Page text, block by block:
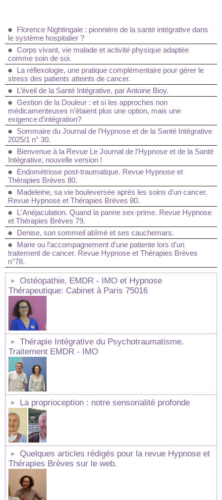
Florence Nightingale : pionnière de la santé intégrative dans
le système hospitalier ?
Corps vivant, vie malade et activité physique adaptée
comme soin de soi.
La réflexologie, une pratique complémentaire pour gérer le
stress des patients atteints de cancer.
L’éveil de la Santé Intégrative, par Antoine Bioy.
Gestion de la Douleur : et si les approches non
médicamenteuses n’étaient plus une option, mais une
exigence d'intégration?
Sommaire du Journal de l'Hypnose et de la Santé Intégrative
2025/1 n° 30.
Bienvenue à la Revue Le Journal de l'Hypnose et de la Santé
Intégrative, nouvelle version !
Endométriose post-traumatique. Revue Hypnose et
Thérapies Brèves 80.
Madeleine, sa vie bouleversée après les soins d'un cancer.
Revue Hypnose et Thérapies Brèves 80.
L'Anéjaculation. Quand la panne sex-prime. Revue Hypnose
et Thérapies Brèves 79.
Denise, son sommeil abîmé et ses cauchemars.
Marie ou l'accompagnement d'une patiente lors d'un
traitement de cancer. Revue Hypnose et Thérapies Brèves
n°78.
Ostéopathie, EMDR - IMO et Hypnose
Thérapeutique: Cabinet à Paris 75016
Thérapie Intégrative du Psychotraumatisme.
Traitement EMDR - IMO
La proprioception : notre sensorialité profonde
Quelques articles rédigés pour la revue Hypnose et
Thérapies Brèves sur le web.